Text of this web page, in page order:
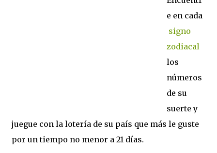
e en cada
signo
zodiacal
los
números
de su
suerte y
juegue con la lotería de su país que más le guste
por un tiempo no menor a 21 días.